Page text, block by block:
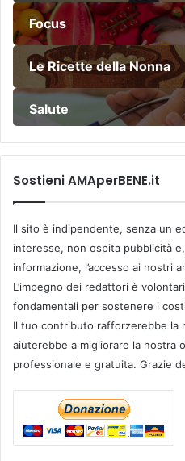
Focus
Le Ricette della Nonna
Salute
Sostieni AMAperBENE.it
Il sito è indipendente, senza un
interesse, non ospita pubblicità
informazione, l’accesso ai nostri
L’impegno dei redattori è
fondamentali per sostenere i
Il tuo contributo rafforzerebbe la
aiuterebbe a migliorare la nostra
professionale e gratuita. Grazie